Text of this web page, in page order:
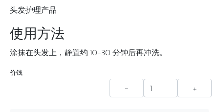
头发护理产品
使用方法
涂抹在头发上，静置约 10-30 分钟后再冲洗。
价钱
- +